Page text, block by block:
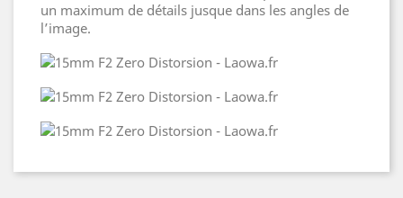
un maximum de détails jusque dans les angles de
l’image.